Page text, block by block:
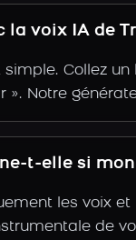
la voix IA de
Collez
». Notre
t-elle si
les voix
de